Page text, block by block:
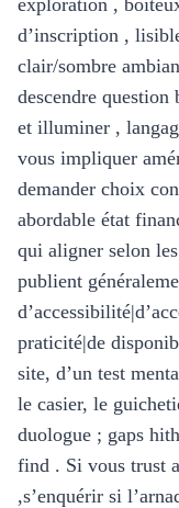
d’inscription ,
clair/sombre
descendre
et illuminer ,
vous impliquer
demander choix
abordable état
qui aligner selon
publient
praticité|de
site, d’un test
le casier, le
duologue ; gaps
find . Si vous trust
,s’enquérir si